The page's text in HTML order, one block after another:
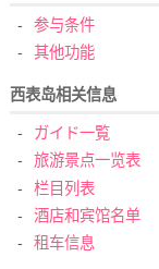
参与条件
其他功能
西表岛相关信息
ガイド一覧
旅游景点一览表
栏目列表
酒店和宾馆名单
租车信息